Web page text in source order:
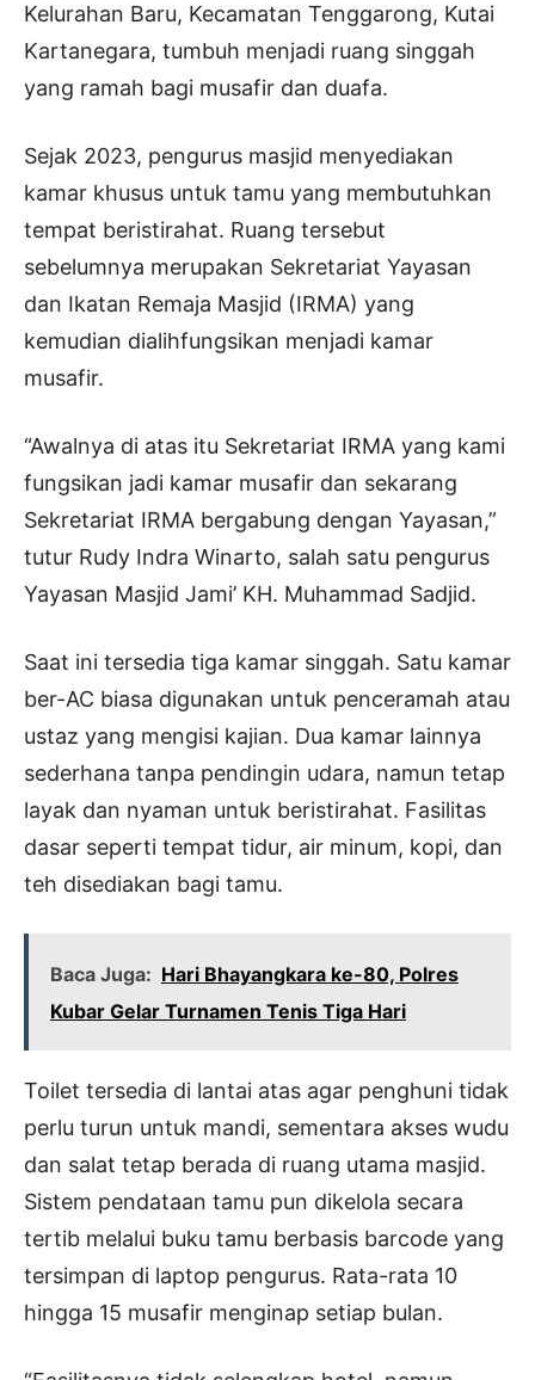
Kelurahan Baru, Kecamatan Tenggarong, Kutai
Kartanegara, tumbuh menjadi ruang singgah
yang ramah bagi musafir dan duafa.
Sejak 2023, pengurus masjid menyediakan
kamar khusus untuk tamu yang membutuhkan
tempat beristirahat. Ruang tersebut
sebelumnya merupakan Sekretariat Yayasan
dan Ikatan Remaja Masjid (IRMA) yang
kemudian dialihfungsikan menjadi kamar
musafir.
“Awalnya di atas itu Sekretariat IRMA yang kami
fungsikan jadi kamar musafir dan sekarang
Sekretariat IRMA bergabung dengan Yayasan,”
tutur Rudy Indra Winarto, salah satu pengurus
Yayasan Masjid Jami’ KH. Muhammad Sadjid.
Saat ini tersedia tiga kamar singgah. Satu kamar
ber-AC biasa digunakan untuk penceramah atau
ustaz yang mengisi kajian. Dua kamar lainnya
sederhana tanpa pendingin udara, namun tetap
layak dan nyaman untuk beristirahat. Fasilitas
dasar seperti tempat tidur, air minum, kopi, dan
teh disediakan bagi tamu.
Baca Juga: Hari Bhayangkara ke-80, Polres
Kubar Gelar Turnamen Tenis Tiga Hari
Toilet tersedia di lantai atas agar penghuni tidak
perlu turun untuk mandi, sementara akses wudu
dan salat tetap berada di ruang utama masjid.
Sistem pendataan tamu pun dikelola secara
tertib melalui buku tamu berbasis barcode yang
tersimpan di laptop pengurus. Rata-rata 10
hingga 15 musafir menginap setiap bulan.